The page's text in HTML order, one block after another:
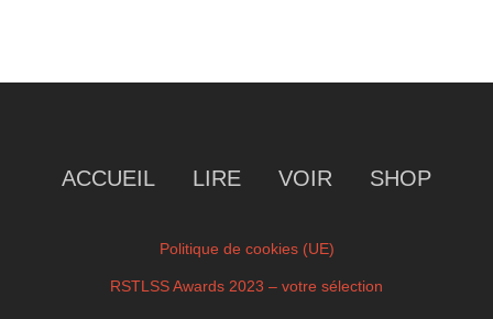
ACCUEIL LIRE VOIR SHOP
Politique de cookies (UE)
RSTLSS Awards 2023 – votre sélection